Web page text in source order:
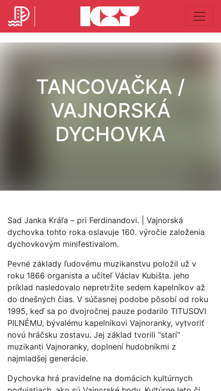
TANCOVAČKA /
VAJNORSKÁ
DYCHOVKA
Sad Janka Kráľa – pri Ferdinandovi. | Vajnorská
dychovka tohto roka oslavuje 160. výročie založenia
dychovkovým minifestivalom.
Pevné základy ľudovému muzikanstvu položil už v
roku 1866 organista a učiteľ Václav Kubišta. jeho
príklad nasledovalo nepretržite sedem kapelníkov až
do dnešných čias. V súčasnej podobe pôsobí od roku
1995, keď sa po dvojročnej pauze podarilo TITUSOVI
PILNÉMU, bývalému kapelníkovi Vajnoranky, vytvoriť
novú hráčsku zostavu. Jej základ tvorili "starí"
muzikanti Vajnoranky, doplnení hudobníkmi z
najmladšej generácie.
Dychovka hrá pravidelne na domácich kultúrnych